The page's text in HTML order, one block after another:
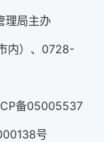
理局主办
内）、0728-
备05005537
号